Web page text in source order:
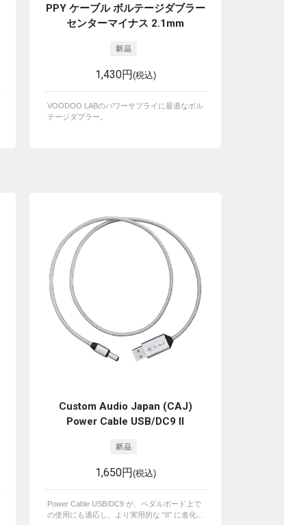
PPY ケーブル ボルテージダブラー
センターマイナス 2.1mm
1,430円(税込)
VOODOO LABのパワーサプライに最適なボル
テージダブラー。
Custom Audio Japan (CAJ)
Power Cable USB/DC9 II
1,650円(税込)
Power Cable USB/DC9 が、ペダルボード上で
の使用にも適応し、より実用的な “II” に進化...